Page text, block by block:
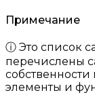
Примечание
ⓘ Это список
перечислены
элементы и